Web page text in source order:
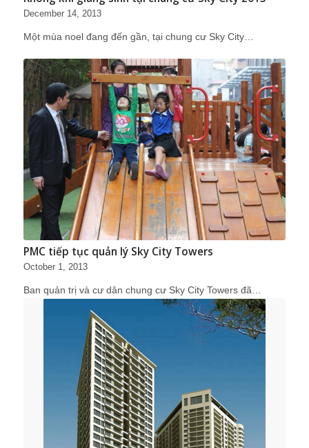
December 14, 2013
Một mùa noel đang đến gần, tại chung cư Sky City…
PMC tiếp tục quản lý Sky City Towers
October 1, 2013
Ban quản trị và cư dân chung cư Sky City Towers đã…